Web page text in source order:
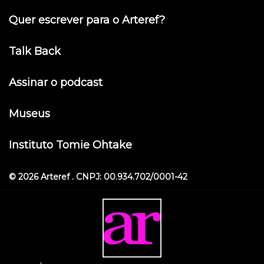
Quer escrever para o Arteref?
Talk Back
Assinar o podcast
Museus
Instituto Tomie Ohtake
© 2026 Arteref . CNPJ: 00.934.702/0001-42